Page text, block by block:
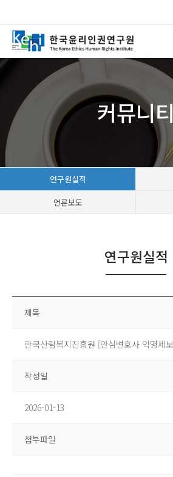
커뮤니티
연구원실적
언론보도
연구원실적
제목
한국산림복지진흥원 [안심변호사 익명제
작성일
2026-01-13
첨부파일